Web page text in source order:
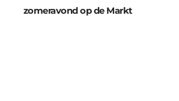
zomeravond op de Markt